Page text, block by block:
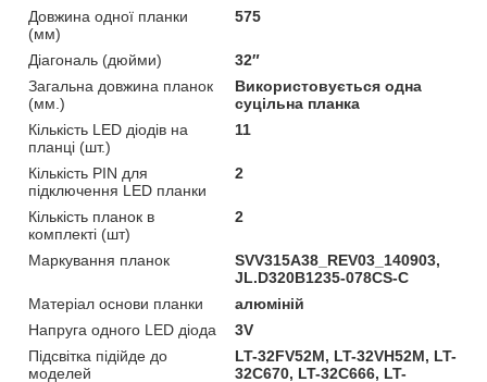
Довжина одної планки
(мм)
575
Діагональ (дюйми)
32″
Загальна довжина планок
(мм.)
Використовується одна
суцільна планка
Кількість LED діодів на
планці (шт.)
11
Кількість PIN для
підключення LED планки
2
Кількість планок в
комплекті (шт)
2
Маркування планок
SVV315A38_REV03_140903,
JL.D320B1235-078CS-C
Матеріал основи планки
алюміній
Напруга одного LED діода
3V
Підсвітка підійде до
моделей
LT-32FV52M, LT-32VH52M, LT-
32C670, LT-32C666, LT-